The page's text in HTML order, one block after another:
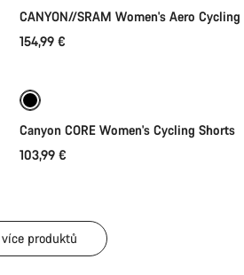
CANYON//SRAM Women's Aero
154,99 €
Canyon CORE Women's Cycling Shorts
103,99 €
produktů